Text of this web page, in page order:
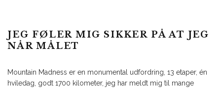
JEG FØLER MIG SIKKER PÅ AT JEG
NÅR MÅLET
Mountain Madness er en monumental udfordring, 13 etaper, én
hviledag, godt 1700 kilometer, jeg har meldt mig til mange